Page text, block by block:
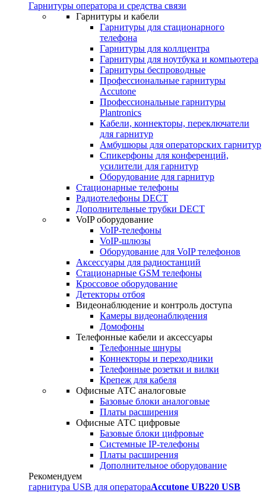
Гарнитуры оператора и средства связи
Гарнитуры и кабели
Гарнитуры для стационарного
телефона
Гарнитуры для коллцентра
Гарнитуры для ноутбука и компьютера
Гарнитуры беспроводные
Профессиональные гарнитуры
Accutone
Профессиональные гарнитуры
Plantronics
Кабели, коннекторы, переключатели
для гарнитур
Амбушюры для операторских гарнитур
Cпикерфоны для конференций,
усилители для гарнитур
Оборудование для гарнитур
Стационарные телефоны
Радиотелефоны DECT
Дополнительные трубки DECT
VoIP оборудование
VoIP-телефоны
VoIP-шлюзы
Оборудование для VoIP телефонов
Аксессуары для радиостанций
Стационарные GSM телефоны
Кроссовое оборудование
Детекторы отбоя
Видеонаблюдение и контроль доступа
Камеры видеонаблюдения
Домофоны
Телефонные кабели и аксессуары
Телефонные шнуры
Коннекторы и переходники
Телефонные розетки и вилки
Крепеж для кабеля
Офисные АТС аналоговые
Базовые блоки аналоговые
Платы расширения
Офисные АТС цифровые
Базовые блоки цифровые
Системные IP-телефоны
Платы расширения
Дополнительное оборудование
Рекомендуем
гарнитура USB для оператораAccutone UB220 USB